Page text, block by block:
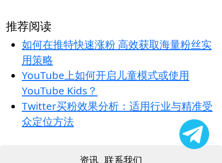
推荐阅读
如何在推特快速涨粉 高效获取海量粉丝实
用策略
YouTube上如何开启儿童模式或使用
YouTube Kids？
Twitter买粉效果分析：适用行业与精准受
众定位方法
资讯 联系我们